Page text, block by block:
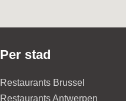
Per stad
Restaurants Brussel
Restaurants Antwerpen